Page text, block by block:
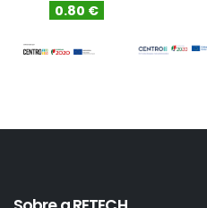
0.80 €